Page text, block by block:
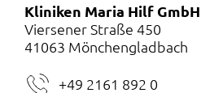
Kliniken Maria Hilf GmbH
Viersener Straße 450
41063 Mönchengladbach
+49 2161 892 0